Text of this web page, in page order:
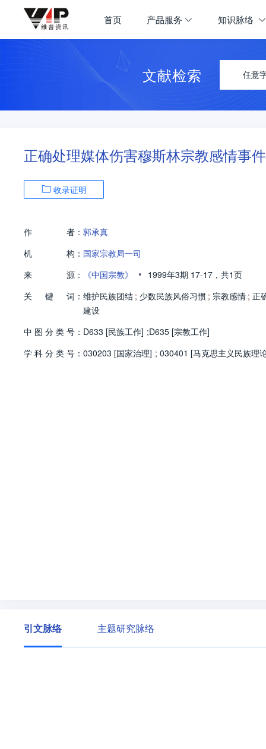
首页 产品服务 知识脉络
文献检索 任意
正确处理媒体伤害穆斯林宗教感情事
收录证明
作 者： 郭承真
机
构： 国家宗教局一司
来
源： 《中国宗教》 • 1999年3期 17-17， 共1页
关
键 词： 维护民族团结 ; 少数民族风俗习惯 ; 宗教感情 ; 正
建设
中 图 分 类 号： D633 [民族工作] ;D635 [宗教工作]
学 科 分 类 号： 030203 [国家治理] ; 030401 [马克思主义民族理
引文脉络 主题研究脉络